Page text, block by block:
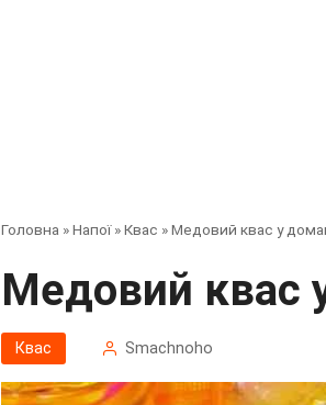
Головна »Напої»Квас »Медовий квас у
Медовий
Квас Smachnoho